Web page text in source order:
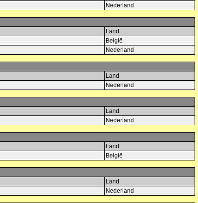
Nederland
Land
België
Nederland
Land
Nederland
Land
Nederland
Land
België
Land
Nederland